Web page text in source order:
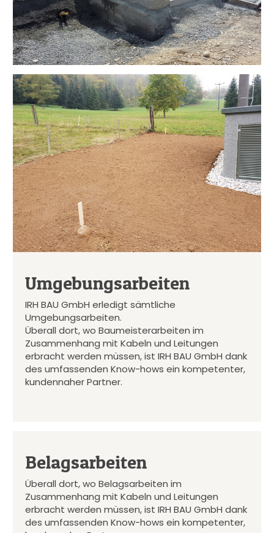
Umgebungsarbeiten
IRH BAU GmbH erledigt sämtliche
Umgebungsarbeiten.
Überall dort, wo Baumeisterarbeiten im
Zusammenhang mit Kabeln und Leitungen
erbracht werden müssen, ist IRH BAU GmbH dank
des umfassenden Know-hows ein kompetenter,
kundennaher Partner.
Belagsarbeiten
Überall dort, wo Belagsarbeiten im
Zusammenhang mit Kabeln und Leitungen
erbracht werden müssen, ist IRH BAU GmbH dank
des umfassenden Know-hows ein kompetenter,